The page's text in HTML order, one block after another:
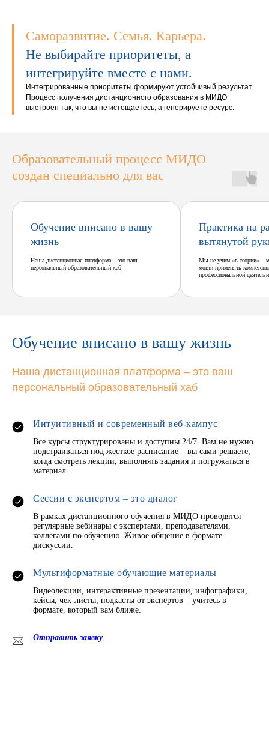
Саморазвитие. Семья. Карьера.
Не выбирайте приоритеты, а
интегрируйте вместе с нами.
Интегрированные приоритеты формируют устойчивый результат.
Процесс получения дистанционного образования в МИДО
выстроен так, что вы не истощаетесь, а генерируете ресурс.
Образовательный процесс МИДО
создан специально для вас
Обучение вписано в вашу
жизнь
Наша дистанционная платформа – это ваш
персональный образовательный хаб
Практика на
вытянутой
Мы не учим «в теории» –
могли применять
профессиональной
Обучение вписано в вашу жизнь
Наша дистанционная платформа – это ваш
персональный образовательный хаб
Интуитивный и современный веб-кампус
Все курсы структурированы и доступны 24/7. Вам не нужно
подстраиваться под жесткое расписание – вы сами решаете,
когда смотреть лекции, выполнять задания и погружаться в
материал.
Сессии с экспертом – это диалог
В рамках дистанционного обучения в МИДО проводятся
регулярные вебинары с экспертами, преподавателями,
коллегами по обучению. Живое общение в формате
дискуссии.
Мультиформатные обучающие материалы
Видеолекции, интерактивные презентации, инфографики,
кейсы, чек-листы, подкасты от экспертов – учитесь в
формате, который вам ближе.
Отправить заявку